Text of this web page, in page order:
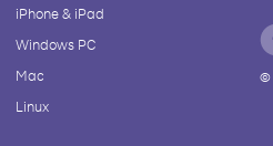
iPhone & iPad
Windows PC
Mac
Linux
©